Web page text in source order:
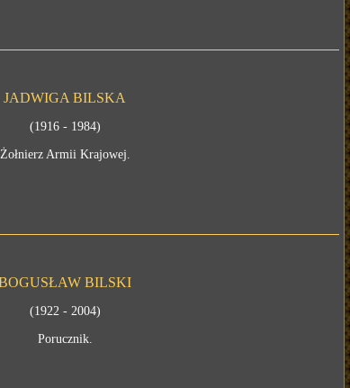
JADWIGA BILSKA
(1916 - 1984)
Żołnierz Armii Krajowej.
BILSKI
(1922 - 2004)
Porucznik.